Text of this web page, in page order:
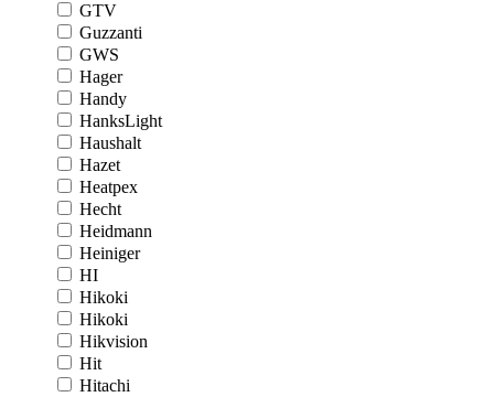
GTV
Guzzanti
GWS
Hager
Handy
HanksLight
Haushalt
Hazet
Heatpex
Hecht
Heidmann
Heiniger
HI
Hikoki
Hikoki
Hikvision
Hit
Hitachi